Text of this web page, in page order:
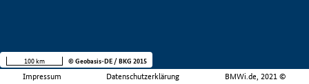
Impressum Datenschutzerklärung BMWi.de, 2021 ©
100 km © Geobasis-DE / BKG 2015